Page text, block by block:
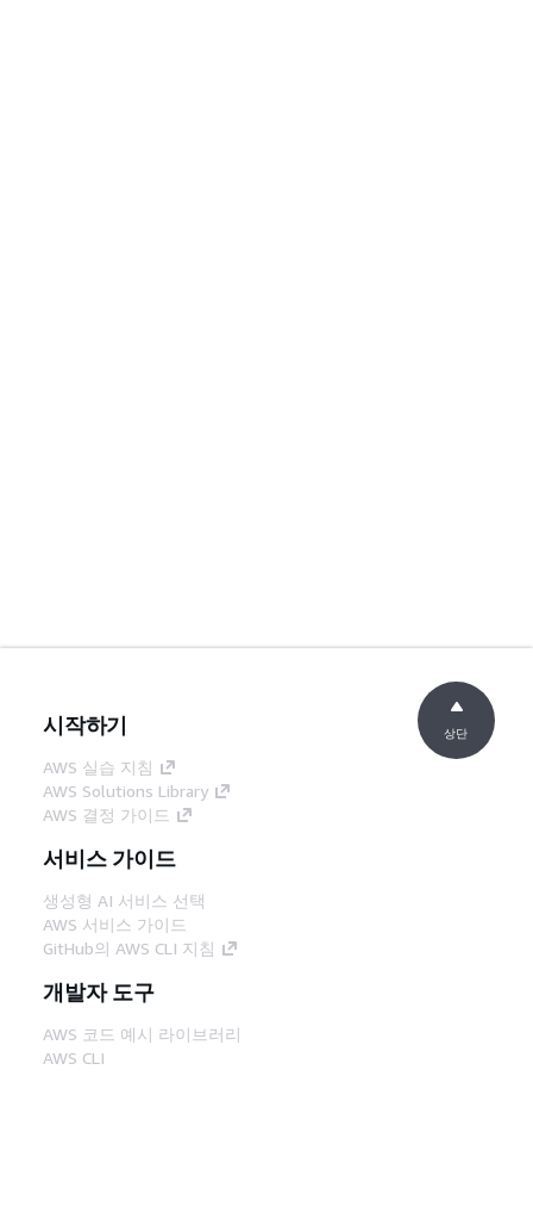
시작하기
AWS 실습 지침
AWS Solutions Library
AWS 결정 가이드
서비스 가이드
생성형 AI 서비스 선택
AWS 서비스 가이드
GitHub의 AWS CLI 지침
개발자 도구
AWS 코드 예시 라이브러리
AWS CLI
상단